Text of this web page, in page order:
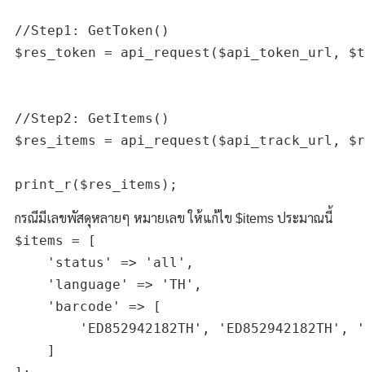
//Step1: GetToken()
$res_token = api_request($api_token_url,
//Step2: GetItems()
$res_items = api_request($api_track_url,
กรณีมีเลขพัสดุหลายๆ หมายเลข ให้แก้ไข $items ประมาณนี้
$items = [
    'status' => 'all',
    'language' => 'TH',
    'barcode' => [
'ED852942182TH', 'ED852942182TH',
    ]